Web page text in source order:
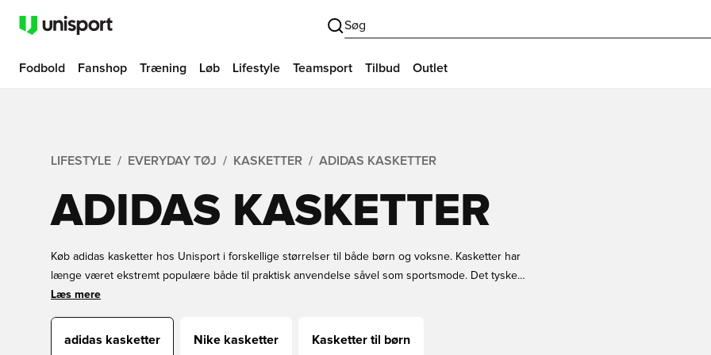
Søg
Fodbold Fanshop Træning Løb Lifestyle Teamsport Tilbud Outlet
LIFESTYLE EVERYDAY TØJ KASKETTER ADIDAS KASKETTER
ADIDAS KASKETTER
Køb adidas kasketter hos Unisport i forskellige størrelser til både børn og voksne. Kasketter har
længe været ekstremt populære både til praktisk anvendelse såvel som sportsmode. Det tyske
brand udbyder et stort udvalg af stilfulde og populære caps i flere designs og farver, som du kan
Læs mere
adidas kasketter Nike kasketter Kasketter til børn